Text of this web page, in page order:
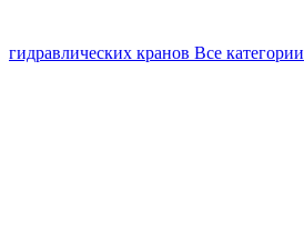
гидравлических кранов Все категории